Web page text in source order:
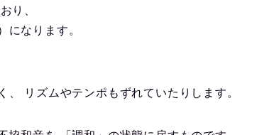
り、
になります。
、 リズムやテンポもずれていたりします。